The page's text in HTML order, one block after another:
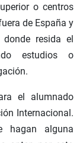
o centros
de España y
resida el
estudios o
el alumnado
Internacional.
hagan alguna